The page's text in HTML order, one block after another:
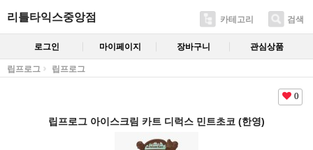
리틀타익스중앙점 카테고리 검색
로그인 마이페이지 장바구니 관심상품
립프로그 립프로그
0
립프로그 아이스크림 카트 디럭스 민트초코 (한영)